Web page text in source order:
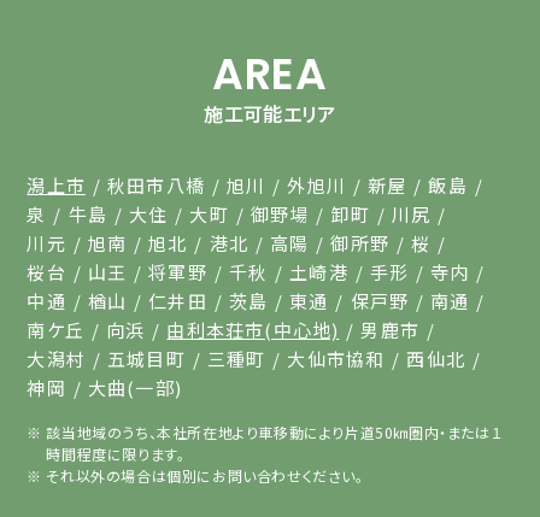
AREA
施工可能エリア
潟上市 秋田市八橋 旭川 外旭川 新屋
飯島
泉
牛島 大住 大町 御野場 卸町
川尻
川元
旭南 旭北 港北 高陽 御所野
桜
桜台
山王 将軍野 千秋 土崎港 手形
寺内
中通
楢山 仁井田 茨島 東通 保戸野
南通
南ケ丘
向浜 由利本荘市(中心地)
男鹿市
大潟村
五城目町 三種町 大仙市協和
西仙北
神岡
大曲(一部)
該当地域のうち、本社所在地より車移動により片道50㎞圏内・または１
時間程度に限ります。
それ以外の場合は個別にお問い合わせください。